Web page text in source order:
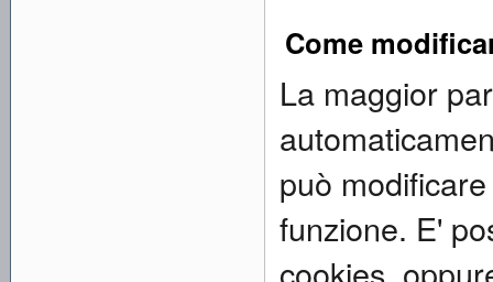
Come
La maggior
può
funzione. E'
cookies,